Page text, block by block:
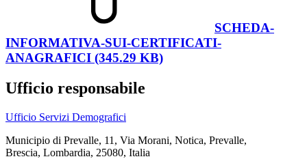
SCHEDA-
INFORMATIVA-SUI-CERTIFICATI-
ANAGRAFICI (345.29 KB)
Ufficio responsabile
Ufficio Servizi Demografici
Municipio di Prevalle, 11, Via Morani, Notica, Prevalle,
Brescia, Lombardia, 25080, Italia